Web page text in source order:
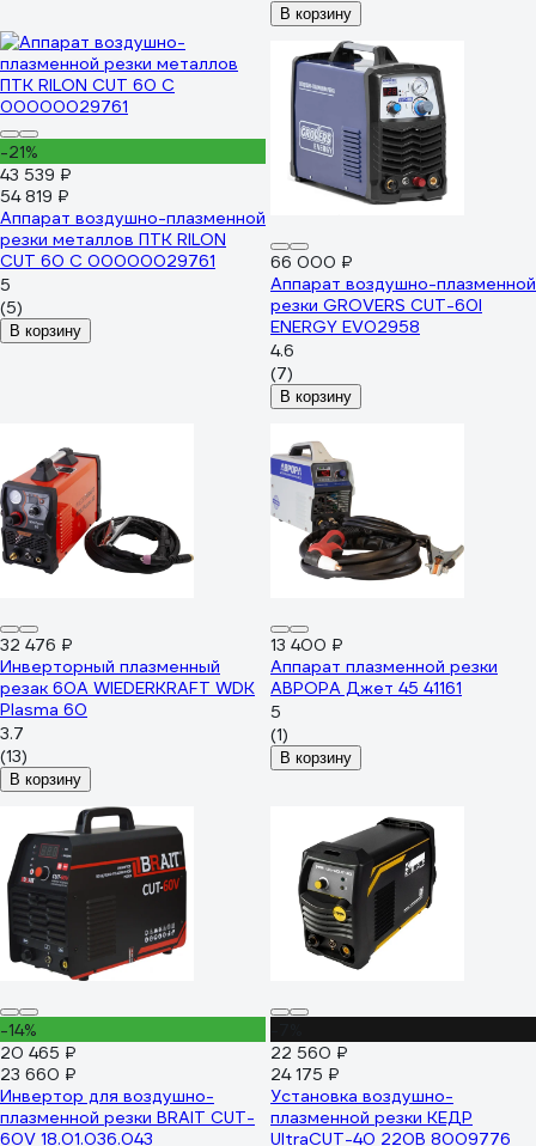
В корзину
-21%
43 539 ₽
54 819 ₽
Аппарат воздушно-плазменной
резки металлов ПТК RILON
CUT 60 С 00000029761
5
(5)
В корзину
66 000 ₽
Аппарат воздушно-плазменной
резки GROVERS CUT-60I
ENERGY EV02958
4.6
(7)
В корзину
32 476 ₽
Инверторный плазменный
резак 60A WIEDERKRAFT WDK
Plasma 60
3.7
(13)
В корзину
13 400 ₽
Аппарат плазменной резки
АВРОРА Джет 45 41161
5
(1)
В корзину
-14%
20 465 ₽
23 660 ₽
Инвертор для воздушно-
плазменной резки BRAIT CUT-
60V 18.01.036.043
22 560 ₽
24 175 ₽
Установка воздушно-
плазменной резки КЕДР
UltraCUT-40 220В 8009776